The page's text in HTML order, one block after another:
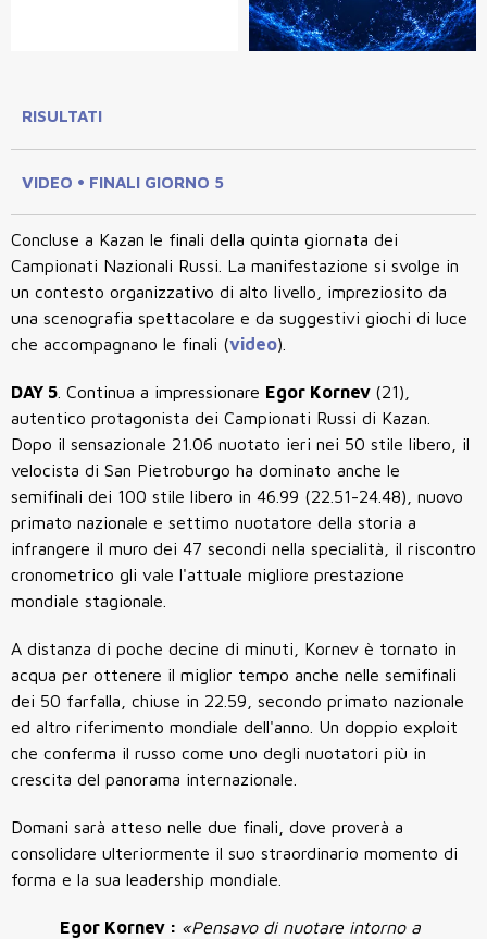
RISULTATI
VIDEO • FINALI GIORNO 5
Concluse a Kazan le finali della quinta giornata dei
Campionati Nazionali Russi. La manifestazione si svolge in
un contesto organizzativo di alto livello, impreziosito da
una scenografia spettacolare e da suggestivi giochi di luce
che accompagnano le finali (video).
DAY 5 . Continua a impressionare Egor Kornev (21),
autentico protagonista dei Campionati Russi di Kazan.
Dopo il sensazionale 21.06 nuotato ieri nei 50 stile libero, il
velocista di San Pietroburgo ha dominato anche le
semifinali dei 100 stile libero in 46.99 (22.51-24.48), nuovo
primato nazionale e settimo nuotatore della storia a
infrangere il muro dei 47 secondi nella specialità, il riscontro
cronometrico gli vale l'attuale migliore prestazione
mondiale stagionale.
A distanza di poche decine di minuti, Kornev è tornato in
acqua per ottenere il miglior tempo anche nelle semifinali
dei 50 farfalla, chiuse in 22.59, secondo primato nazionale
ed altro riferimento mondiale dell'anno. Un doppio exploit
che conferma il russo come uno degli nuotatori più in
crescita del panorama internazionale.
Domani sarà atteso nelle due finali, dove proverà a
consolidare ulteriormente il suo straordinario momento di
forma e la sua leadership mondiale.
Egor Kornev : «Pensavo di nuotare intorno a